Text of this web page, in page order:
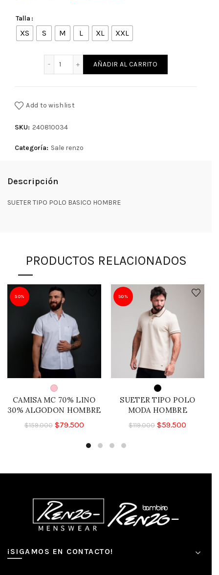
Talla
XS S M L XL XXL
SUETER TIPO POLO BASICO HOMBRE cantidad
AÑADIR AL CARRITO
Add to wishlist
SKU: 240810034
Categoría: Sale renzo
Descripción
SUETER TIPO POLO BASICO HOMBRE
PRODUCTOS RELACIONADOS
50%
CAMISA MC 70% LINO
30% ALGODON HOMBRE
$159.000 $79.500
50%
SUETER TIPO POLO
MODA HOMBRE
$119.000 $59.500
¡SIGAMOS EN CONTACTO!